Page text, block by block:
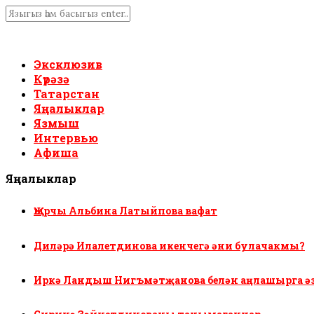
Эксклюзив
Күрәзә
Татарстан
Яңалыклар
Язмыш
Интервью
Афиша
Яңалыклар
Җырчы Альбина Латыйпова вафат
Диләрә Илалетдинова икенчегә әни булачакмы?
Иркә Ландыш Нигъмәтҗанова белән аңлашырга